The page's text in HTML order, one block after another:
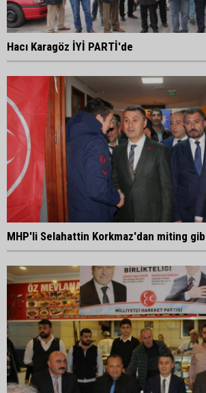
Hacı Karagöz İYİ PARTİ'de
MHP'li Selahattin Korkmaz'dan miting